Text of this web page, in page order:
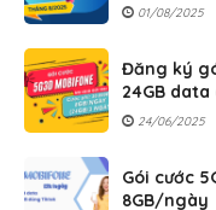
01/08/2025
Đăng ký
24GB
24/06/2025
Gói cước
8GB/ngày